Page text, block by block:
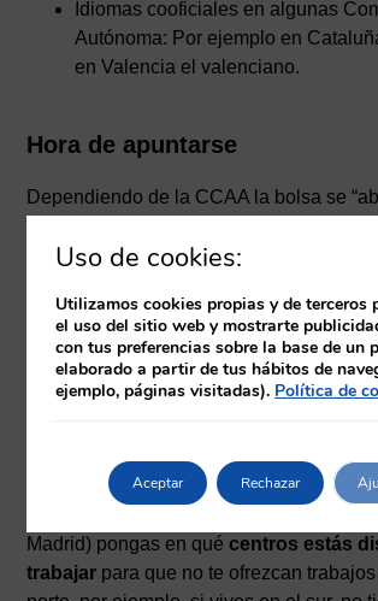
Idiomas cooficiales en algunas
Autónoma: Por ejemplo en
en Valencia el valenciano.
Hora de apuntarse
Dependiendo de la CCAA la bolsa se
como enfermera, puedes presentar los
En la solicitud te pedirán que marques el
que quieres (parcial, completa o ambas)
lugares donde quieras trabajar. Es
poner que quieres trabajar en primaria
ofrezcan contratos en hospitales, o
Madrid) pongas en quécentros estás
trabajar para que no te ofrezcan trabajos
Uso de cookies:
Utilizamos cookies propias y de terceros
el uso del sitio web y mostrarte
con tus preferencias sobre la base de un
elaborado a partir de tus hábitos de
ejemplo, páginas visitadas). Política de
Aceptar Rechazar